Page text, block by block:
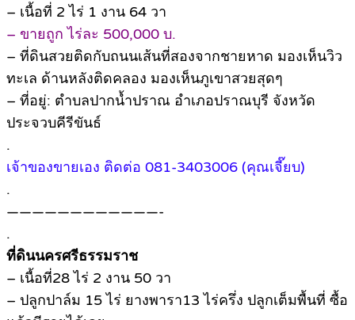
– เนื้อที่ 2 ไร่ 1 งาน 64 วา
– ขายถูก ไร่ละ 500,000 บ.
– ที่ดินสวยติดกับถนนเส้นที่สองจากชายหาด มองเห็นวิว
ทะเล ด้านหลังติดคลอง มองเห็นภูเขาสวยสุดๆ
– ที่อยู่: ตำบลปากน้ำปราณ อำเภอปราณบุรี จังหวัด
ประจวบคีรีขันธ์
.
เจ้าของขายเอง ติดต่อ 081-3403006 (คุณเจี๊ยบ)
.
————————————-
.
ที่ดินนครศรีธรรมราช
– เนื้อที่28 ไร่ 2 งาน 50 วา
– ปลูกปาล์ม 15 ไร่ ยางพารา13 ไร่ครึ่ง ปลูกเต็มพื้นที่ ซื้อ